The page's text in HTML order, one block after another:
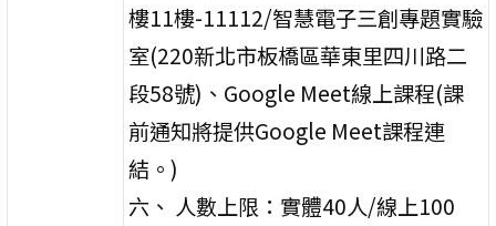
樓11樓-11112/智慧電子三創專題實驗
室(220新北市板橋區華東里四川路二
段58號)、Google Meet線上課程(課
前通知將提供Google Meet課程連
結。)
六、 人數上限：實體40人/線上100